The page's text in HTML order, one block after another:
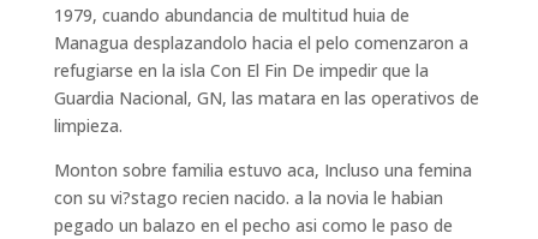
1979, cuando abundancia de multitud huia de
Managua desplazandolo hacia el pelo comenzaron a
refugiarse en la isla Con El Fin De impedir que la
Guardia Nacional, GN, las matara en las operativos de
limpieza.
Monton sobre familia estuvo aca, Incluso una femina
con su vi?stago recien nacido. a la novia le habian
pegado un balazo en el pecho asi como le paso de